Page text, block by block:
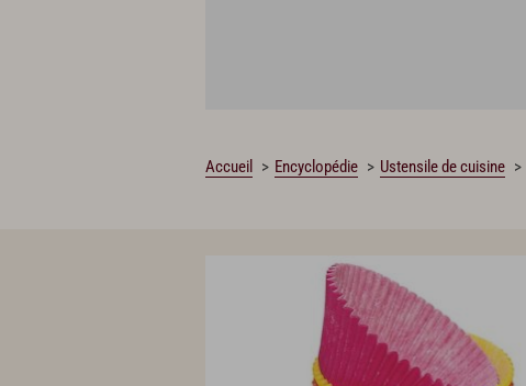
Accueil Encyclopédie Ustensile de cuisine